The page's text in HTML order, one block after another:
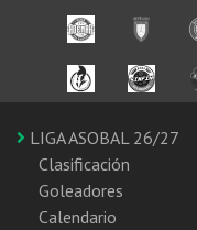
LIGA ASOBAL 26/27
Clasificación
Goleadores
Calendario